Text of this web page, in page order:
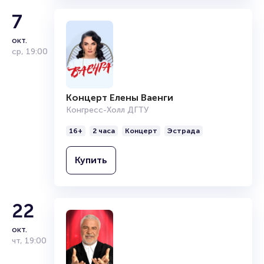
7
окт.
ср, 19:00
Концерт Елены Ваенги
Конгресс-Холл ДГТУ
16+ 2 часа Концерт Эстрада
Купить
22
окт.
чт, 19:00